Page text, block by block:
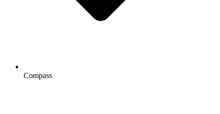
Compass